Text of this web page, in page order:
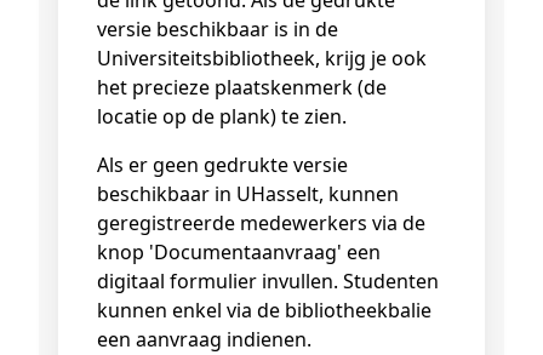
versie beschikbaar is in de
Universiteitsbibliotheek, krijg je ook
het precieze plaatskenmerk (de
locatie op de plank) te zien.
Als er geen gedrukte versie
beschikbaar in UHasselt, kunnen
geregistreerde medewerkers via de
knop 'Documentaanvraag' een
digitaal formulier invullen. Studenten
kunnen enkel via de bibliotheekbalie
een aanvraag indienen.